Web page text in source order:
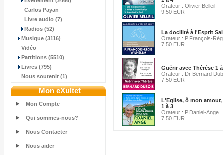
Carlos Payan
Livre audio (7)
Radios (52)
Musique (3116)
Vidéo
Partitions (5510)
Livres (795)
Nous soutenir (1)
Mon eXultet
Mon Compte
Qui sommes-nous?
Nous Contacter
Nous aider
Orateur : Olivier Belleil
9.50 EUR
La docilité à l'Esprit
Orateur : P.François-
7.50 EUR
Guérir avec Thérèse 1
Orateur : Dr Bernard
7.50 EUR
L'Eglise, ô mon amour,
1 à 3
Orateur : P.Daniel-Ange
7.50 EUR